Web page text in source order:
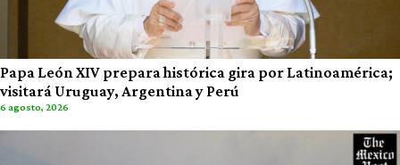
Papa León XIV prepara histórica gira por Latinoamérica;
visitará Uruguay, Argentina y Perú
6 agosto, 2026